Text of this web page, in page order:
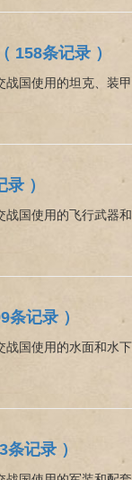
158条记录 ）
国使用的坦克、装
）
国使用的飞行武器和
条记录 ）
国使用的水面和水
记录 ）